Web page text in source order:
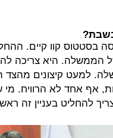
בשבת?
בסטטוס קוו קיים.
הממשלה. היא צריכה
למעט קיצונים מהצד
אף אחד לא הרוויח.
להחליט בעניין זה